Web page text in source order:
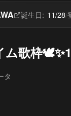
誕生日: 11/28/
ム歌枠
タ